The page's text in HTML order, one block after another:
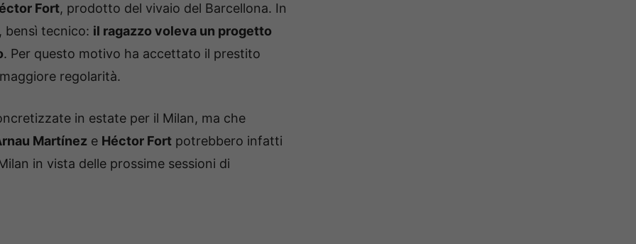
Fort, prodotto del vivaio del Barcellona. In
bensì tecnico: il ragazzo voleva un progetto
. Per questo motivo ha accettato il prestito
regolarità.
in estate per il Milan, ma che
Martínez e Héctor Fort potrebbero infatti
in vista delle prossime sessioni di